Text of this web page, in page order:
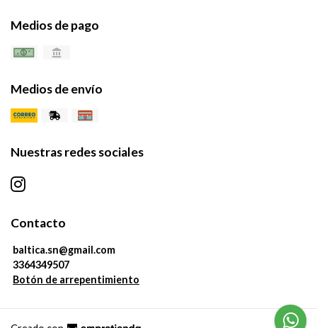
Medios de pago
Medios de envío
Nuestras redes sociales
Contacto
baltica.sn@gmail.com
3364349507
Botón de arrepentimiento